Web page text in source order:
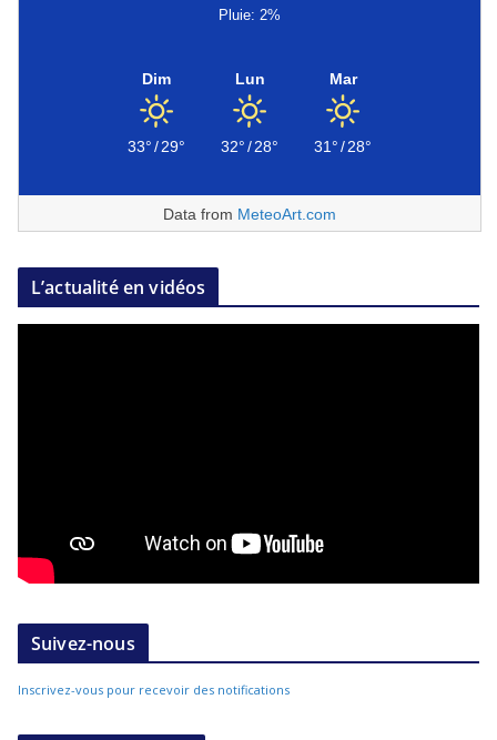
Pluie: 2%
Dim
33°/29°
Lun
32°/28°
Mar
31°/28°
Data from MeteoArt.com
L’actualité en vidéos
Suivez-nous
Inscrivez-vous pour recevoir des notifications